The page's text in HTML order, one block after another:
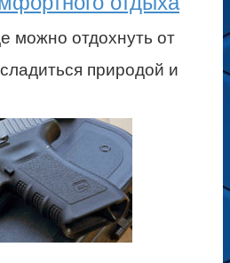
можно отдохнуть от
природой и